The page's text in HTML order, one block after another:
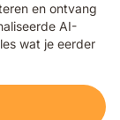
en ontvang
AI-
wat je eerder